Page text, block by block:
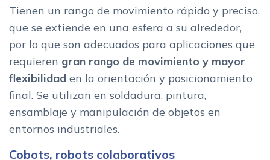
Tienen un rango de movimiento rápido y preciso,
que se extiende en una esfera a su alrededor,
por lo que son adecuados para aplicaciones que
requieren gran rango de movimiento y mayor
flexibilidad en la orientación y posicionamiento
final. Se utilizan en soldadura, pintura,
ensamblaje y manipulación de objetos en
entornos industriales.
Cobots, robots colaborativos